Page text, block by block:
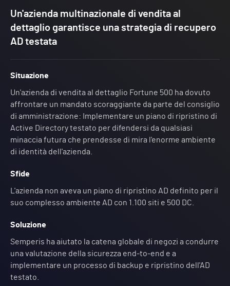
Un'azienda multinazionale di vendita al
dettaglio garantisce una strategia di recupero
AD testata
Situazione
Un'azienda di vendita al dettaglio Fortune 500 ha dovuto
affrontare un mandato scoraggiante da parte del consiglio
di amministrazione: Implementare un piano di ripristino di
Active Directory testato per difendersi da qualsiasi
minaccia futura che prendesse di mira l'enorme ambiente
di identità dell'azienda.
Sfide
L'azienda non aveva un piano di ripristino AD definito per il
suo complesso ambiente AD con 1.100 siti e 500 DC.
Soluzione
Semperis ha aiutato la catena globale di negozi a condurre
una valutazione della sicurezza end-to-end e a
implementare un processo di backup e ripristino dell'AD
testato.